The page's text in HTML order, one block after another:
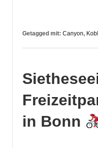
Getagged mit: Canyon,
in Bonn